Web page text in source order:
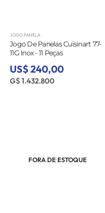
JOGO PANELA
Jogo De Panelas Cuisinart 77-
11G Inox - 11 Peças
US$ 240,00
G$ 1.432.800
FORA DE ESTOQUE